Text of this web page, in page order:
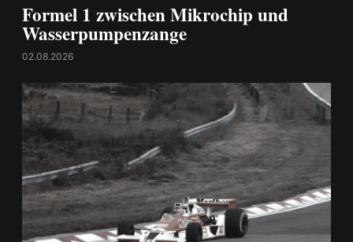
Formel 1 zwischen Mikrochip und
Wasserpumpenzange
02.08.2026